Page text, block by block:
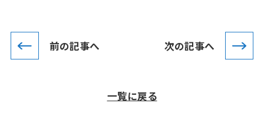
前の記事へ
一覧に戻る
次の記事へ